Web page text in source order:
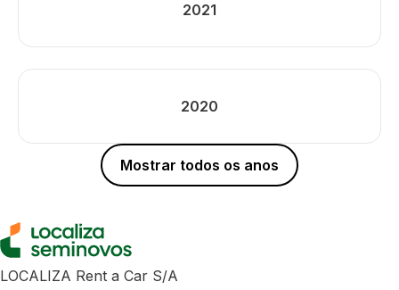
2021
2020
Mostrar todos os anos
LOCALIZA Rent a Car S/A